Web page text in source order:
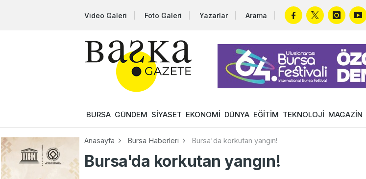
Video Galeri Foto Galeri Yazarlar Arama
BURSA GÜNDEM SİYASET EKONOMİ DÜNYA EĞİTİM TEKNOLOJİ MAGAZİN
Anasayfa Bursa Haberleri Bursa'da korkutan yangın!
Bursa'da korkutan yangın!